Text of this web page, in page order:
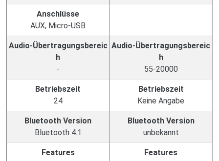
Anschlüsse
AUX, Micro-USB
Audio-Übertragungsbereic
h
-
Audio-Übertragungsbereic
h
55-20000
Betriebszeit
24
Betriebszeit
Keine Angabe
Bluetooth Version
Bluetooth 4.1
Bluetooth Version
unbekannt
Features
Features